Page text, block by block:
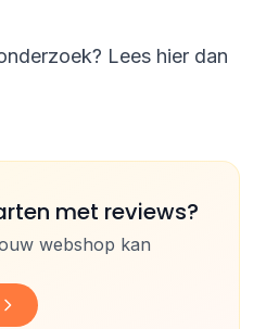
Lees hier dan
met reviews?
webshop kan